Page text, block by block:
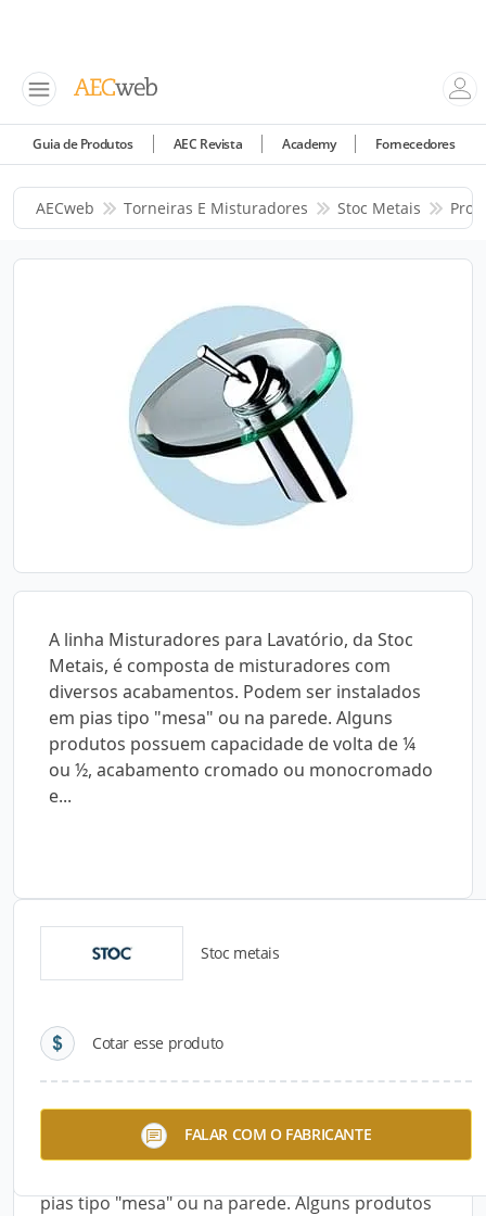
Guia de Produtos AEC Revista Academy Fornecedores
AECweb Torneiras E Misturadores Stoc Metais
A linha Misturadores para Lavatório, da Stoc
Metais, é composta de misturadores com
diversos acabamentos. Podem ser instalados
em pias tipo "mesa" ou na parede. Alguns
produtos possuem capacidade de volta de ¼
ou ½, acabamento cromado ou monocromado
e...
Stoc metais
Cotar esse produto
FALAR COM O FABRICANTE
Detalhes do produto
Descrição do Produto
A linha Misturadores para Lavatório, da Stoc
Metais, é composta de misturadores com
pias tipo "mesa" ou na parede. Alguns produtos